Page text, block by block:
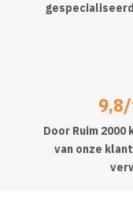
Door Ruim
van onze